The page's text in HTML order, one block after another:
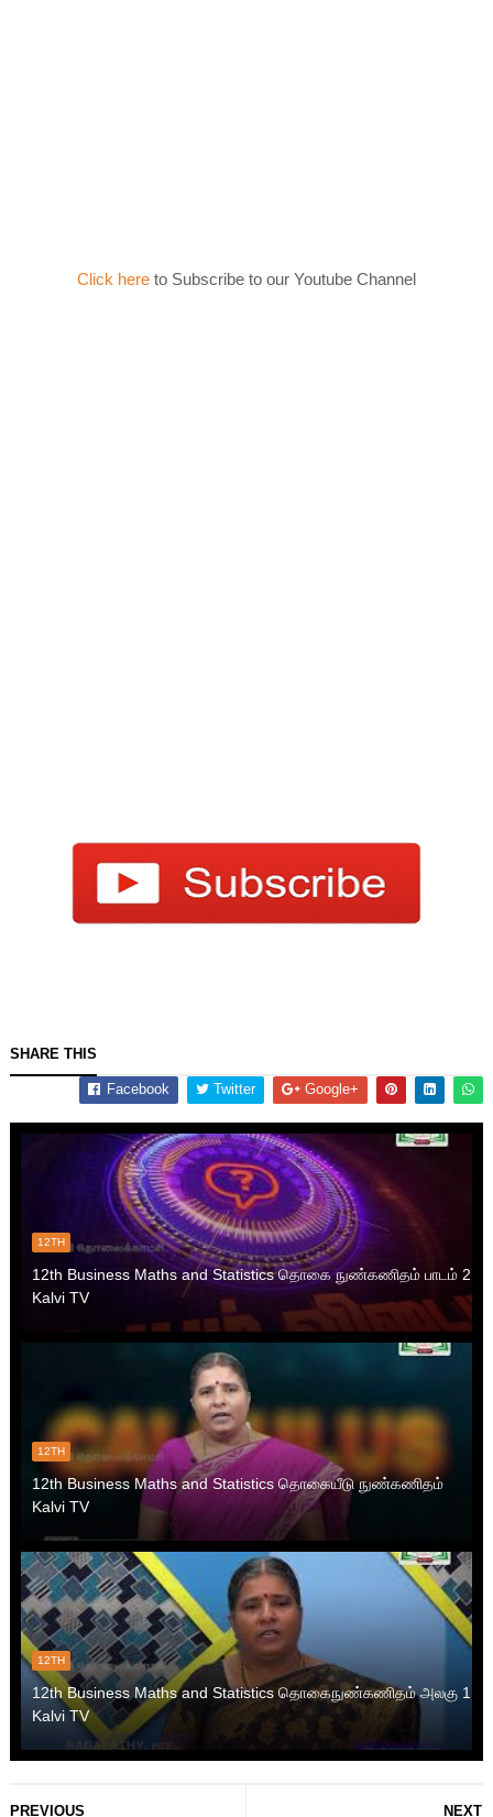
Click here to Subscribe to our Youtube Channel
SHARE THIS
Facebook Twitter Google+
12TH
12th Business Maths and Statistics தொகை நுண்கணிதம் பாடம் 2
Kalvi TV
12TH
12th Business Maths and Statistics தொகையீடு நுண்கணிதம்
Kalvi TV
12TH
12th Business Maths and Statistics தொகைநுண்கணிதம் அலகு 1
Kalvi TV
NEXT
PREVIOUS